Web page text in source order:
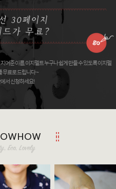
어준 이름, 이지펠트 누구나 쉽게 만들 수 있도록 이지펠
무료로 드립니다 ~
서 신청하세요!